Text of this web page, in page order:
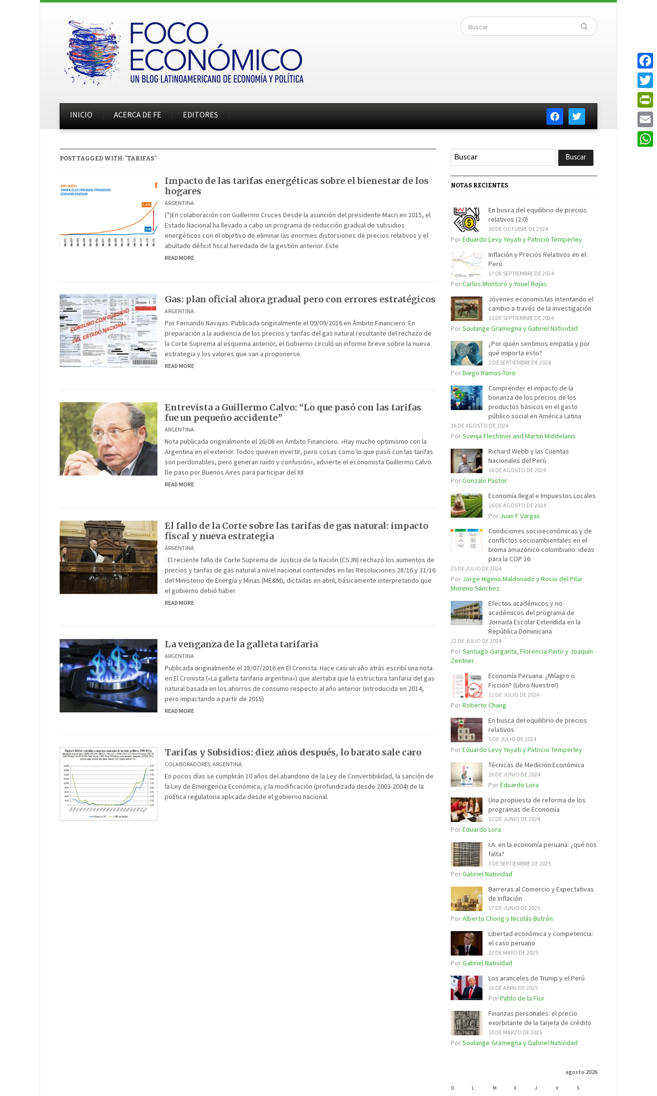
facebooktwitter
INICIO ACERCA DE FE EDITORES
POST TAGGED WITH: "TARIFAS"
Impacto de las tarifas energéticas sobre el bienestar de los
hogares
ARGENTINA
(*)En colaboración con Guillermo Cruces Desde la asunción del presidente Macri en 2015, el
Estado Nacional ha llevado a cabo un programa de reducción gradual de subsidios
energéticos con el objetivo de eliminar las enormes distorsiones de precios relativos y el
abultado déficit fiscal heredado de la gestión anterior. Este
READ MORE
Gas: plan oficial ahora gradual pero con errores estratégicos
ARGENTINA
Por Fernando Navajas. Publicada originalmente el 09/09/2016 en Ámbito Financiero. En
preparación a la audiencia de los precios y tarifas del gas natural resultante del rechazo de
la Corte Suprema al esquema anterior, el Gobierno circuló un informe breve sobre la nueva
estrategia y los valores que van a proponerse.
READ MORE
Entrevista a Guillermo Calvo: “Lo que pasó con las tarifas
fue un pequeño accidente”
ARGENTINA
Nota publicada originalmente el 26/08 en Ámbito Financiero. «Hay mucho optimismo con la
Argentina en el exterior. Todos quieren invertir, pero cosas como lo que pasó con las tarifas
son perdonables, pero generan ruido y confusión», advierte el economista Guillermo Calvo.
De paso por Buenos Aires para participar del XII
READ MORE
El fallo de la Corte sobre las tarifas de gas natural: impacto
fiscal y nueva estrategia
ARGENTINA
El reciente fallo de Corte Suprema de Justicia de la Nación (CSJN) rechazó los aumentos de
precios y tarifas de gas natural a nivel nacional contenidos en las Resoluciones 28/16 y 31/16
del Ministerio de Energía y Minas (ME&M), dictadas en abril, básicamente interpretando que
el gobierno debió haber
READ MORE
La venganza de la galleta tarifaria
ARGENTINA
Publicada originalmente el 28/07/2016 en El Cronista. Hace casi un año atrás escribí una nota
en El Cronista («La galleta tarifaria argentina») que alertaba que la estructura tarifaria del gas
natural basada en los ahorros de consumo respecto al año anterior (introducida en 2014,
pero impactando a partir de 2015)
READ MORE
Tarifas y Subsidios: diez años después, lo barato sale caro
COLABORADORES, ARGENTINA
En pocos días se cumplirán 10 años del abandono de la Ley de Convertibilidad, la sanción de
la Ley de Emergencia Económica, y la modificación (profundizada desde 2003-2004) de la
política regulatoria aplicada desde el gobierno nacional.
NOTAS RECIENTES
En busca del equilibrio de precios
relativos (2.0)
30 DE OCTUBRE DE 2024
PorEduardo Levy Yeyati y Patricio Temperley
Inflación y Precios Relativos en el
Perú
17 DE SEPTIEMBRE DE 2024
PorCarlos Montoro y Youel Rojas
Jóvenes economistas intentando el
cambio a través de la investigación
13 DE SEPTIEMBRE DE 2024
PorSoulange Gramegna y Gabriel Natividad
¿Por quién sentimos empatía y por
qué importa esto?
2 DE SEPTIEMBRE DE 2024
PorDiego Ramos-Toro
Comprender el impacto de la
bonanza de los precios de los
productos básicos en el gasto
público social en América Latina
26 DE AGOSTO DE 2024
PorSvenja Flechtner and Martin Middelanis
Richard Webb y las Cuentas
Nacionales del Perú
16 DE AGOSTO DE 2024
PorGonzalo Pastor
Economía Ilegal e Impuestos Locales
16 DE AGOSTO DE 2024
Por Juan F Vargas
Condiciones socioeconómicas y de
conflictos socioambientales en el
bioma amazónico colombiano: ideas
para la COP 16
25 DE JULIO DE 2024
Por Jorge Higinio Maldonado y Rocio del Pilar
Moreno Sánchez
Efectos académicos y no
académicos del programa de
Jornada Escolar Extendida en la
República Dominicana
22 DE JULIO DE 2024
PorSantiago Garganta, Florencia Pinto y Joaquín
Zentner
Economía Peruana: ¿Milagro o
Ficción? (Libro Nuestro!)
12 DE JULIO DE 2024
PorRoberto Chang
En busca del equilibrio de precios
relativos
5 DE JULIO DE 2024
PorEduardo Levy Yeyati y Patricio Temperley
Técnicas de Medición Económica
26 DE JUNIO DE 2024
PorEduardo Lora
Una propuesta de reforma de los
programas de Economía
12 DE JUNIO DE 2024
PorEduardo Lora
I.A. en la economía peruana: ¿qué nos
falta?
3 DE SEPTIEMBRE DE 2025
PorGabriel Natividad
Barreras al Comercio y Expectativas
de Inflación
17 DE JUNIO DE 2025
PorAlberto Chong y Nicolás Butrón
Libertad económica y competencia:
el caso peruano
22 DE MAYO DE 2025
PorGabriel Natividad
Los aranceles de Trump y el Perú
16 DE ABRIL DE 2025
PorPablo de la Flor
Finanzas personales: el precio
exorbitante de la tarjeta de crédito
10 DE MARZO DE 2025
PorSoulange Gramegna y Gabriel Natividad
agosto 2026
D L M X J V S
Email